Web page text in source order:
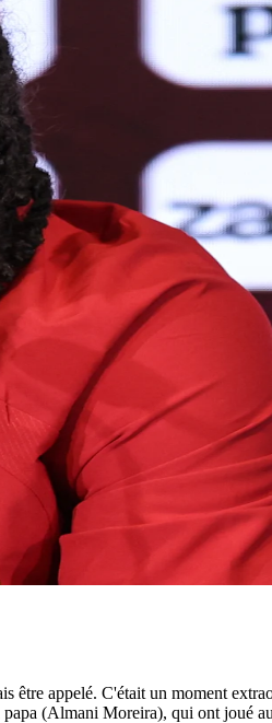
être appelé. C'était un moment
(Almani Moreira), qui ont joué